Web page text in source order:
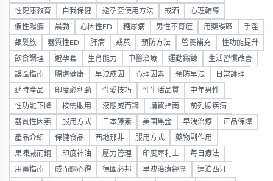
性健康教育 自我保健 避孕套使用方法 戒酒 心理輔導
假性陽痿 晨勃 心因性ED 糖尿病 男性不育症 用藥誤區 手淫
銀髮族 器質性ED 肝病 戒菸 預防方法 營養補充 性功能提升
飲食調理 避孕套 生育能力 中醫治療 運動鍛鍊 生活習慣改善
誤區指南 腸道健康 早洩成因 心理因素 預防早洩 日常護理
延時產品 印度必利勁 性愛技巧 性生活品質 中年男性
性功能下降 按需服用 液態威而鋼 購買指南 前列腺疾病
器質性因素 服用方式 日本藤素 美國黑金 早洩治療 正品保障
產品介紹 保健食品 西地那非 服用方式 藥物副作用
果凍威而鋼 印度神油 壓力管理 印度犀利士 每日療法
用藥指南 威而鋼心得 德國必邦 早洩治療經歷 達泊西汀